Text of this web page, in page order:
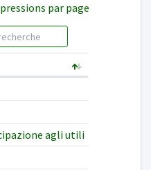
par page
agli utili